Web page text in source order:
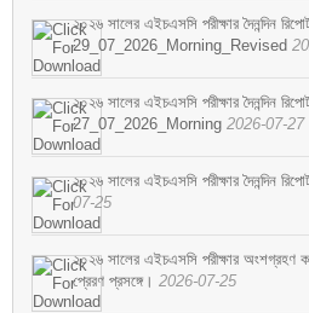
২০২৬ সালের এইচএসসি পরীক্ষার দৈনন্দিন
29_07_2026_Morning_Revised
২০২৬ সালের এইচএসসি পরীক্ষার দৈনন্দিন
27_07_2026_Morning 2026-07-27
২০২৬ সালের এইচএসসি পরীক্ষার দৈনন্দিন
07-25
২০২৬ সালের এইচএসসি পরীক্ষার অংশগ্রহণ
প্রেরণ প্রসঙ্গে। 2026-07-25